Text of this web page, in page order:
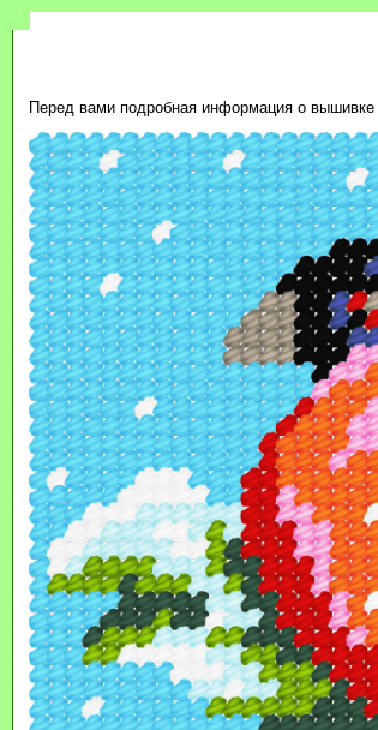
Перед вами подробная информация о вышивке